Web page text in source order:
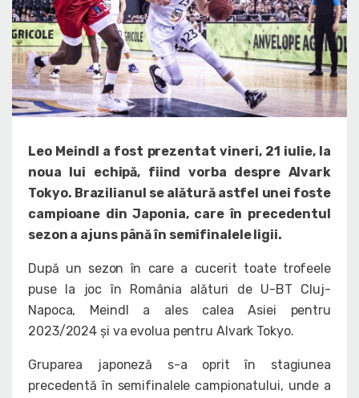
Leo Meindl a fost prezentat vineri, 21 iulie, la
noua lui echipă, fiind vorba despre Alvark
Tokyo. Brazilianul se alătură astfel unei foste
campioane din Japonia, care în precedentul
sezon a ajuns până în semifinalele ligii.
După un sezon în care a cucerit toate trofeele
puse la joc în România alături de U-BT Cluj-
Napoca, Meindl a ales calea Asiei pentru
2023/2024 și va evolua pentru Alvark Tokyo.
Gruparea japoneză s-a oprit în stagiunea
precedentă în semifinalele campionatului, unde a